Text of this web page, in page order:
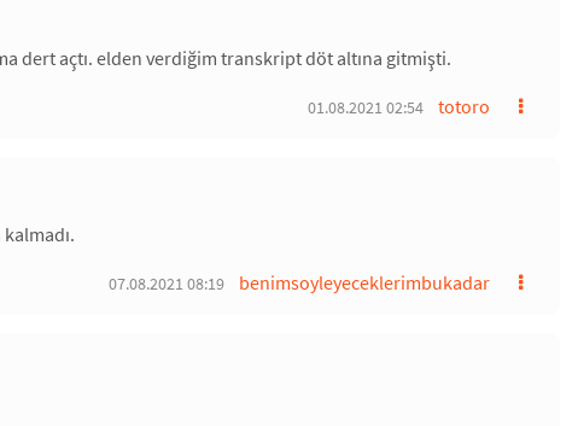
dert açtı. elden verdiğim transkript döt altına gitmişti.
totoro
01.08.2021 02:54
benimsoyleyeceklerimbukadar
07.08.2021 08:19